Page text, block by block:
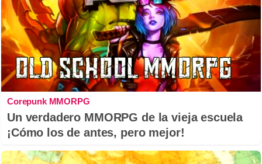
Corepunk MMORPG
Un verdadero MMORPG de la vieja escuela
¡Cómo los de antes, pero mejor!